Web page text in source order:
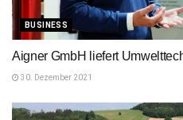
BUSINESS
Aigner GmbH liefert
30. Dezember 2021